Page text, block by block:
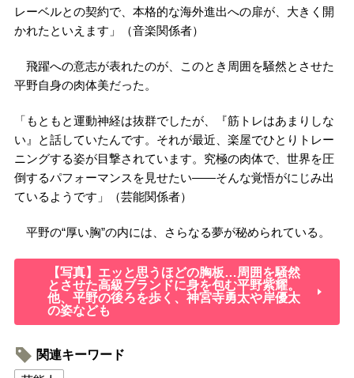
レーベルとの契約で、本格的な海外進出への扉が、大きく開
かれたといえます」（音楽関係者）
飛躍への意志が表れたのが、このとき周囲を騒然とさせた
平野自身の肉体美だった。
「もともと運動神経は抜群でしたが、『筋トレはあまりしな
い』と話していたんです。それが最近、楽屋でひとりトレー
ニングする姿が目撃されています。究極の肉体で、世界を圧
倒するパフォーマンスを見せたい――そんな覚悟がにじみ出
ているようです」（芸能関係者）
平野の“厚い胸”の内には、さらなる夢が秘められている。
【写真】エッと思うほどの胸板…周囲を騒然
とさせた高級ブランドに身を包む平野紫耀。
他、平野の後ろを歩く、神宮寺勇太や岸優太
の姿なども
関連キーワード